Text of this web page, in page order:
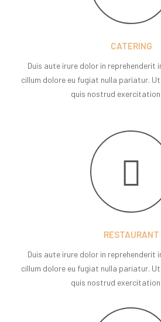
CATERING
Duis aute irure dolor in reprehenderit
cillum dolore eu fugiat nulla pariatur.
quis nostrud exercitation
RESTAURANT
Duis aute irure dolor in reprehenderit
cillum dolore eu fugiat nulla pariatur.
quis nostrud exercitation